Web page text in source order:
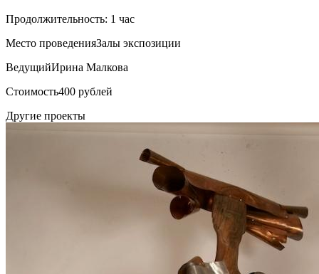
Продолжительность: 1 час
Место проведенияЗалы экспозиции
ВедущийИрина Малкова
Стоимость400 рублей
Другие проекты